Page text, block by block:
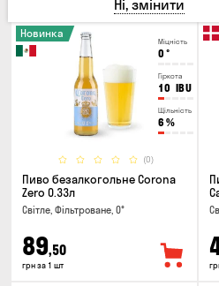
Міцність
0 °
Гіркота
10 IBU
Щільність
6 %
(0)
Новинка
Пиво безалкогольне Corona
Zero 0.33л
Світле, Фільтроване, 0°
89,50
грн за 1 шт
Ні, змінити